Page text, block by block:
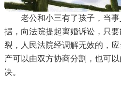
老公和小三有了孩子，当
据，向法院提起离婚诉讼，只
裂，人民法院经调解无效的，
产可以由双方协商分割，也可
决。